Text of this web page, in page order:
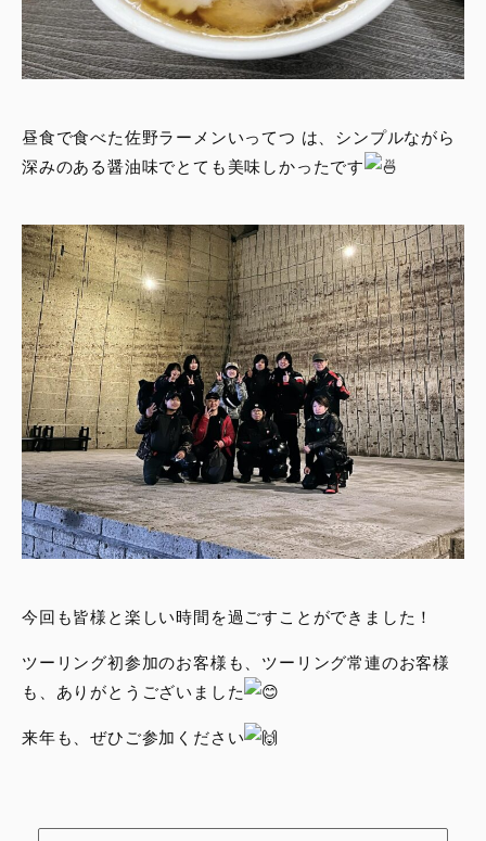
昼食で食べた佐野ラーメンいってつ は、シンプルながら
深みのある醤油味でとても美味しかったです
今回も皆様と楽しい時間を過ごすことができました！
ツーリング初参加のお客様も、ツーリング常連のお客様
も、ありがとうございました
来年も、ぜひご参加ください